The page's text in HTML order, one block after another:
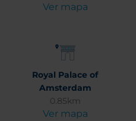
Ver mapa
Royal Palace of
Amsterdam
0.85km
Ver mapa